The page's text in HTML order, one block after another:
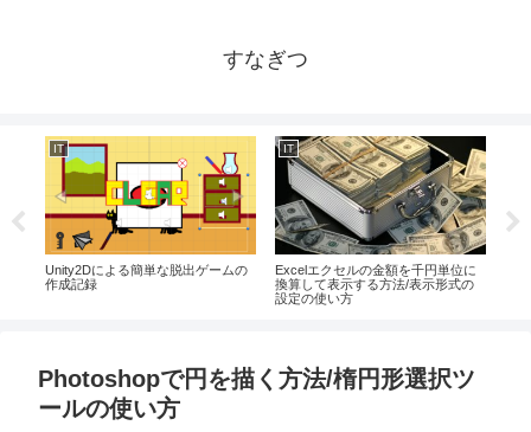
すなぎつ
IT
Unity2Dによる簡単な脱出ゲームの
作成記録
IT
Excelエクセルの金額を千円単位に
換算して表示する方法/表示形式の
設定の使い方
Photoshopで円を描く方法/楕円形選択ツ
ールの使い方